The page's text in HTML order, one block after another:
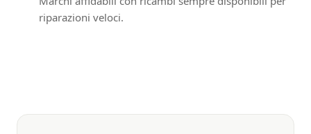
riparazioni veloci.